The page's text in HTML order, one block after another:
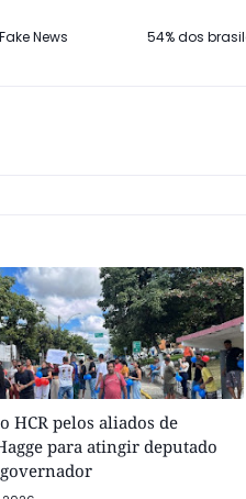
54% dos
News
HCR pelos aliados de
para atingir deputado